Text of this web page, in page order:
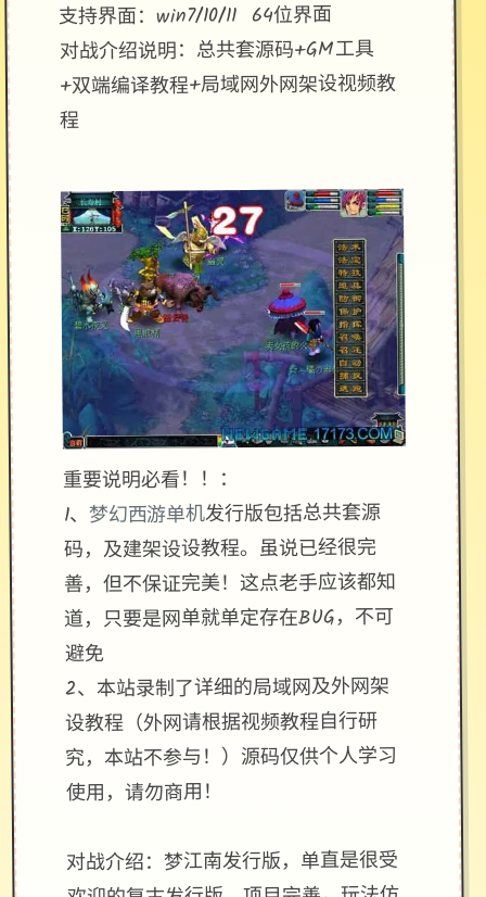
支持界面：win7/10/11 64位界面
对战介绍说明：总共套源码+GM工具
+双端编译教程+局域网外网架设视频教
程
重要说明必看！！：
1、 梦幻西游单机发行版包括总共套源
码，及建架设设教程。虽说已经很完
善，但不保证完美！这点老手应该都知
道，只要是网单就单定存在BUG，不可
避免
2、本站录制了详细的局域网及外网架
设教程（外网请根据视频教程自行研
究，本站不参与！）源码仅供个人学习
使用，请勿商用！
对战介绍：梦江南发行版，单直是很受